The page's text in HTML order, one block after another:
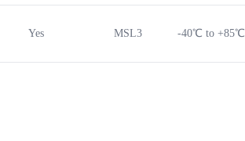
Yes MSL3 -40℃ to +85℃